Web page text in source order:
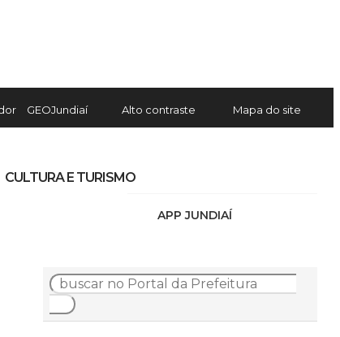
GEOJundiaí Alto contraste Mapa do site
APP JUNDIAÍ
CULTURA E TURISMO